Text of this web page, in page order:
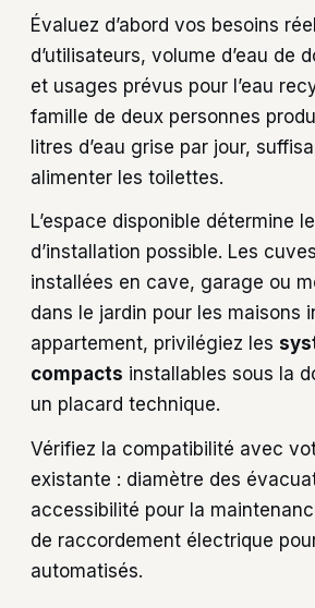
Évaluez d’abord vos besoins
d’utilisateurs, volume d’eau de
et usages prévus pour l’eau
famille de deux personnes
litres d’eau grise par jour,
alimenter les toilettes.
L’espace disponible détermine
d’installation possible. Les
installées en cave, garage ou
dans le jardin pour les maisons
appartement, privilégiez les
compacts installables sous la
un placard technique.
Vérifiez la compatibilité avec
existante : diamètre des
accessibilité pour la
de raccordement électrique
automatisés.